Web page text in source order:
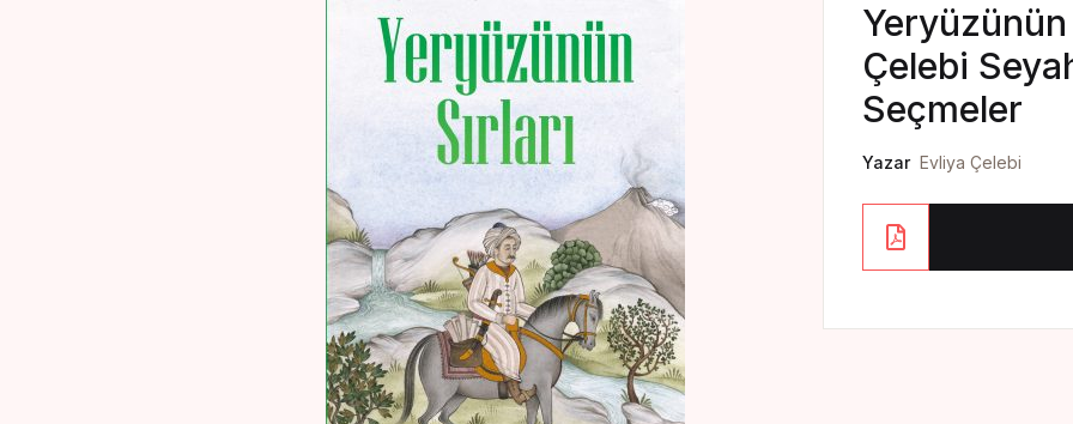
Yeryüzünün
Çelebi
Seçmeler
Yazar Evliya Çelebi